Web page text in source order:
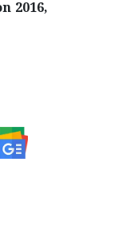
2016,